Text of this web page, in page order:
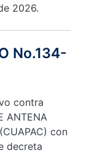
2026.
No.134-
contra
ANTENA
con
decreta